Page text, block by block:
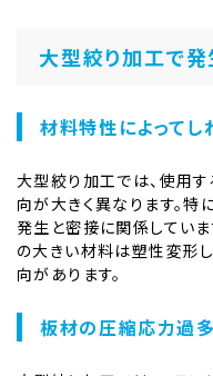
大型絞り加工で発
材料特性によってし
大型絞り加工では、使用
向が大きく異なります。
発生と密接に関係していま
の大きい材料は塑性変形
向があります。
板材の圧縮応力過